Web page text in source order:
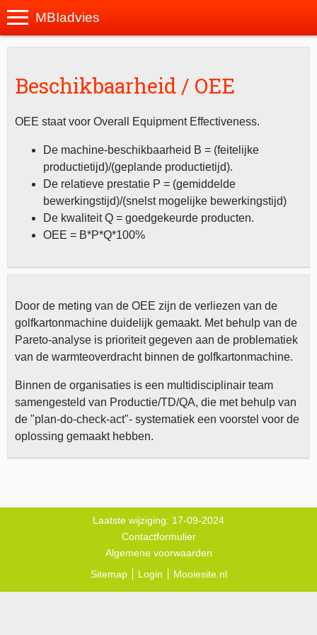
MBIadvies
Beschikbaarheid / OEE
OEE staat voor Overall Equipment Effectiveness.
De machine-beschikbaarheid B = (feitelijke
productietijd)/(geplande productietijd).
De relatieve prestatie P = (gemiddelde
bewerkingstijd)/(snelst mogelijke bewerkingstijd)
De kwaliteit Q = goedgekeurde producten.
OEE = B*P*Q*100%
Door de meting van de OEE zijn de verliezen van de
golfkartonmachine duidelijk gemaakt. Met behulp van de
Pareto-analyse is prioriteit gegeven aan de problematiek
van de warmteoverdracht binnen de golfkartonmachine.
Binnen de organisaties is een multidisciplinair team
samengesteld van Productie/TD/QA, die met behulp van
de "plan-do-check-act"- systematiek een voorstel voor de
oplossing gemaakt hebben.
Laatste wijziging: 17-09-2024
Contactformulier
Algemene voorwaarden
Sitemap
Login Mooiesite.nl